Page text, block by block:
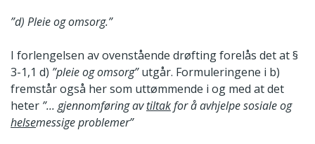
”d) Pleie og omsorg.”
I forlengelsen av ovenstående drøfting forelås det at §
3-1,1 d) ”pleie og omsorg”utgår. Formuleringene i b)
fremstår også her som uttømmende i og med at det
heter ”... gjennomføring avtiltakfor å avhjelpe sosiale og
helsemessige problemer”